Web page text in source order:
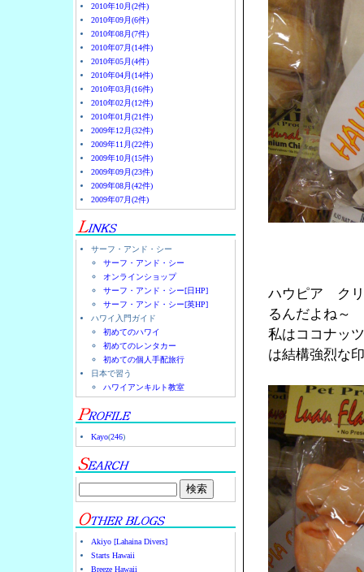
2010年10月(2件)
2010年09月(6件)
2010年08月(7件)
2010年07月(14件)
2010年05月(4件)
2010年04月(14件)
2010年03月(16件)
2010年02月(12件)
2010年01月(21件)
2009年12月(32件)
2009年11月(22件)
2009年10月(15件)
2009年09月(23件)
2009年08月(42件)
2009年07月(2件)
サーフ・アンド・シー
サーフ・アンド・シー
オンラインショップ
サーフ・アンド・シー[日HP]
サーフ・アンド・シー[英HP]
ハワイ入門ガイド
初めてのハワイ
初めてのレンタカー
初めての個人手配旅行
日本で習う
ハワイアンキルト教室
Kayo(246)
Akiyo [Lahaina Divers]
Starts Hawaii
Breeze Hawaii
ハウピア クリ
るんだよね～
私はココナッ
は結構強烈な